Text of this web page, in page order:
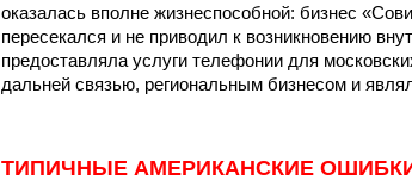
оказалась вполне жизнеспособной: бизнес
пересекался и не приводил к возникновению
предоставляла услуги телефонии для
дальней связью, региональным бизнесом и
ТИПИЧНЫЕ АМЕРИКАНСКИЕ